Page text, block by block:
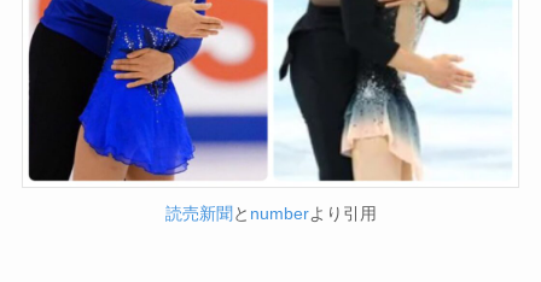
読売新聞と numberより引用